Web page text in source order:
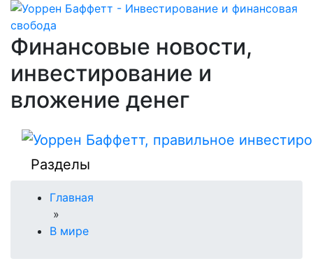
Финансовые новости,
инвестирование и
вложение денег
Разделы
Главная
»
В мире